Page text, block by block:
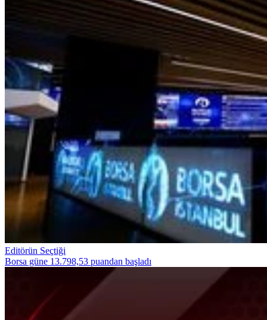
Editörün Seçtiği
Borsa güne 13.798,53 puandan başladı